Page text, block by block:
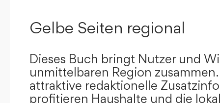
Gelbe Seiten regional
Dieses Buch bringt Nutzer und
unmittelbaren Region
attraktive redaktionelle
profitieren Haushalte und die